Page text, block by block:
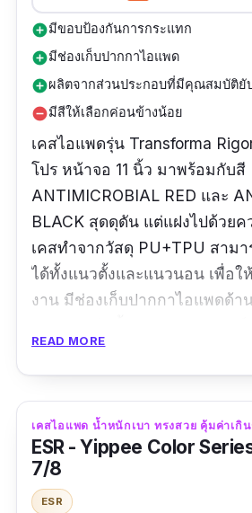
add_circleมีขอบป้องกันการกระแทก
add_circleมีช่องเก็บปากกาไอแพด
add_circleผลิตจากส่วนประกอบที่มีคุณสมบัติยั
remove_circleมีสีให้เลือกค่อนข้างน้อย
เคสไอแพดรุ่น Transforma
โปร หน้าจอ 11 นิ้ว มาพร้อมกับสี
ANTIMICROBIAL RED และ
BLACK สุดดุดัน แต่แฝงไปด้วยค
เคสทำจากวัสดุ PU+TPU สามา
ได้ทั้งแนวตั้งและแนวนอน เพื่อใ
งาน มีช่องเก็บปากกาไอแพดด้
Apple Pencil รองรับ Touch ID
สามารถใช้งานได้อย่างเสถียรไ
ในเป็น Micro-Fiber ที่มีคุณสมบั
ช่วยให้ผู้ใช้เคสไอแพดสามารถใ
ปลอดภัย
ข้อมูลเฉพาะ
READ MORE
เคสไอแพด น้ำหนักเบา ทรงสวย คุ้มค่าเกิ
ESR - Yippee Color
7/8
ESR